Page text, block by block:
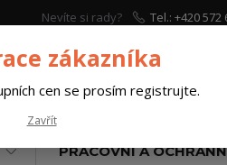
Nevíte si rady?
Tel.: +420 572
PRACOVNÍ A
zákazníka
cen se prosím registrujte.
Zavřít